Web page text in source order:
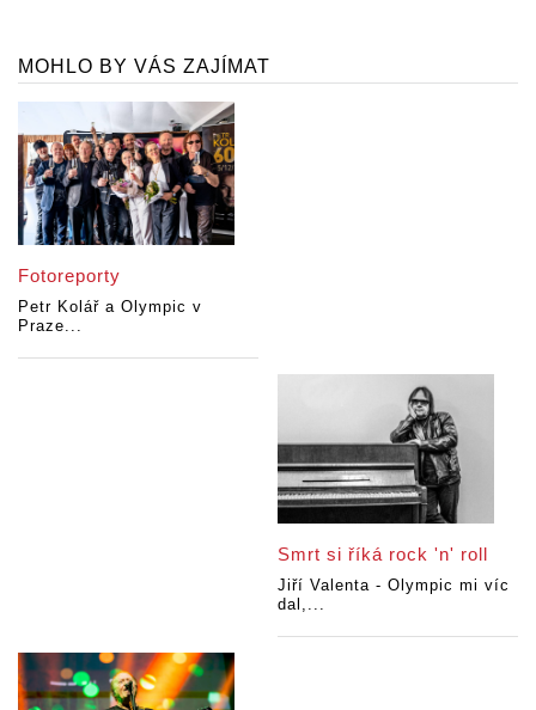
MOHLO BY VÁS ZAJÍMAT
Fotoreporty
Petr Kolář a Olympic v
Praze...
Smrt si říká rock 'n' roll
Jiří Valenta - Olympic mi víc
dal,...